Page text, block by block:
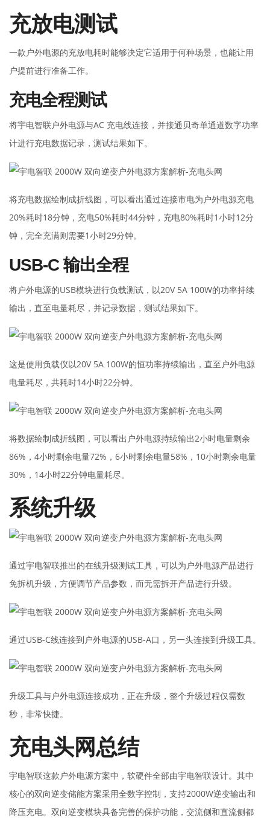
充放电测试
一款户外电源的充放电耗时能够决定它适用于何种场景，也能让用
户提前进行准备工作。
充电全程测试
将宇电智联户外电源与AC 充电线连接，并接通贝奇单通道数字功率
计进行充电数据记录，测试结果如下。
将充电数据绘制成折线图，可以看出通过连接市电为户外电源充电
20%耗时18分钟，充电50%耗时44分钟，充电80%耗时1小时12分
钟，完全充满则需要1小时29分钟。
USB-C 输出全程
将户外电源的USB模块进行负载测试，以20V 5A 100W的功率持续
输出，直至电量耗尽，并记录数据，测试结果如下。
这是使用负载仪以20V 5A 100W的恒功率持续输出，直至户外电源
电量耗尽，共耗时14小时22分钟。
将数据绘制成折线图，可以看出户外电源持续输出2小时电量剩余
86%，4小时剩余电量72%，6小时剩余电量58%，10小时剩余电量
30%，14小时22分钟电量耗尽。
系统升级
通过宇电智联推出的在线升级测试工具，可以为户外电源产品进行
免拆机升级，方便调节产品参数，而无需拆开产品进行升级。
通过USB-C线连接到户外电源的USB-A口，另一头连接到升级工具。
升级工具与户外电源连接成功，正在升级，整个升级过程仅需数
秒，非常快捷。
充电头网总结
宇电智联这款户外电源方案中，软硬件全部由宇电智联设计。其中
核心的双向逆变储能方案采用全数字控制，支持2000W逆变输出和
降压充电。双向逆变模块具备完善的保护功能，交流侧和直流侧都